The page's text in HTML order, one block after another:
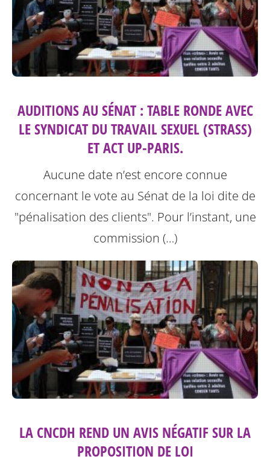
AUDITIONS AU SÉNAT : TABLE RONDE AVEC
LE SYNDICAT DU TRAVAIL SEXUEL (STRASS)
ET ACT UP-PARIS.
Aucune date n’est encore connue
concernant le vote au Sénat de la loi dite de
"pénalisation des clients". Pour l’instant, une
commission (…)
LA CNCDH REND UN AVIS NÉGATIF SUR LA
PROPOSITION DE LOI